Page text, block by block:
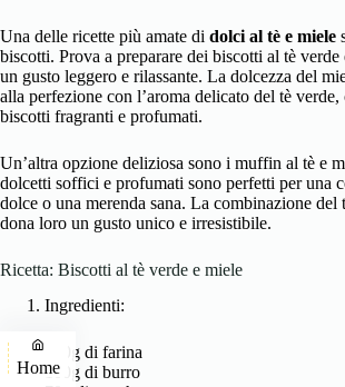
Una delle ricette più amate di dolci al tè e miele
biscotti. Prova a preparare dei biscotti al tè verde
un gusto leggero e rilassante. La dolcezza del
alla perfezione con l’aroma delicato del tè verde,
biscotti fragranti e profumati.
Un’altra opzione deliziosa sono i muffin al tè e
dolcetti soffici e profumati sono perfetti per una
dolce o una merenda sana. La combinazione del
dona loro un gusto unico e irresistibile.
Ricetta: Biscotti al tè verde e miele
Ingredienti:
200g di farina
100g di burro
Home